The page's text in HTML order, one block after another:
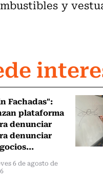
y
Fachadas":
plataforma
denunciar
denunciar
6 de agosto de